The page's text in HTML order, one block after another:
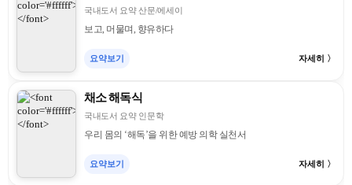
국내도서 요약 산문/에세이
보고, 머물며, 향유하다
요약보기 자세히 〉
채소 해독식
국내도서 요약 인문학
우리 몸의 ‘해독’을 위한 예방 의학 실천서
요약보기 자세히 〉